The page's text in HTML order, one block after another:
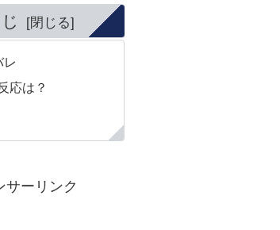
レ
応は？
サーリンク